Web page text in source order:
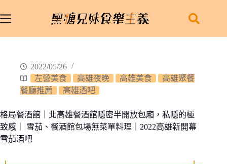
至
2022/05/26
左營美食
高雄夜晚 高雄美食
高雄聚餐
餐廳推薦
高雄酒吧
格局餐酒館｜北高雄餐酒館隱密半開放包廂，私隱的極
致感｜ 雪茄、餐酒館包場無菜單料理｜2022高雄新開幕
雪茄酒吧